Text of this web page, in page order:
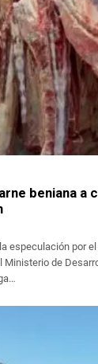
beniana a
especulación por el
Ministerio de